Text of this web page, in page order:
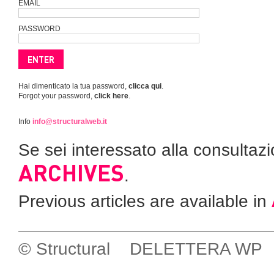
EMAIL
PASSWORD
Hai dimenticato la tua password, clicca qui.
Forgot your password, click here.
Info info@structuralweb.it
Se sei interessato alla
ARCHIVES.
Previous articles are available in
© Structural DELETTERA WP